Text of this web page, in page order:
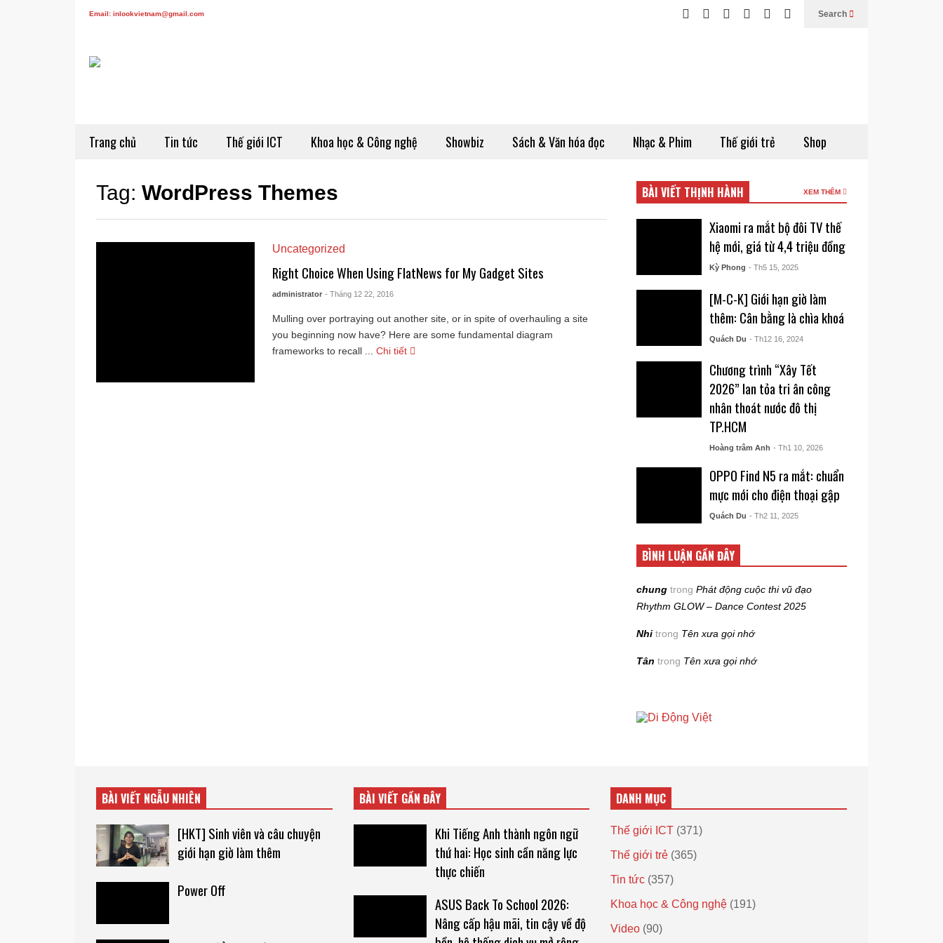
Email: inlookvietnam@gmail.com Search
Trang chủ Tin tức Thế giới ICT Khoa học & Công nghệ Showbiz Sách & Văn hóa đọc Nhạc & Phim Thế giới trẻ Shop
Tag: WordPress Themes
Uncategorized
Right Choice When Using FlatNews for My Gadget Sites
administrator - Tháng 12 22, 2016
Mulling over portraying out another site, or in spite of overhauling a site
you beginning now have? Here are some fundamental diagram
frameworks to recall ...
Chi tiết
BÀI VIẾT THỊNH HÀNH XEM THÊM
Xiaomi ra mắt bộ đôi TV thế
hệ mới, giá từ 4,4 triệu đồng
Kỳ Phong - Th5 15, 2025
[M-C-K] Giới hạn giờ làm
thêm: Cân bằng là chìa khoá
Quách Du - Th12 16, 2024
Chương trình “Xây Tết
2026” lan tỏa tri ân công
nhân thoát nước đô thị
TP.HCM
Hoàng trâm Anh - Th1 10, 2026
OPPO Find N5 ra mắt: chuẩn
mực mới cho điện thoại gập
Quách Du - Th2 11, 2025
BÌNH LUẬN GẦN ĐÂY
chung trongPhát động cuộc thi vũ đạo
Rhythm GLOW – Dance Contest 2025
Nhi trong Tên xưa gọi nhớ
Tân trong Tên xưa gọi nhớ
BÀI VIẾT NGẪU NHIÊN
[HKT] Sinh viên và câu chuyện
giới hạn giờ làm thêm
Power Off
BÀI VIẾT GẦN ĐÂY
Khi Tiếng Anh thành ngôn ngữ
thứ hai: Học sinh cần năng lực
thực chiến
ASUS Back To School 2026:
Nâng cấp hậu mãi, tin cậy về độ
DANH MỤC
Thế giới ICT (371)
Thế giới trẻ (365)
Tin tức (357)
Khoa học & Công nghệ (191)
Video (90)